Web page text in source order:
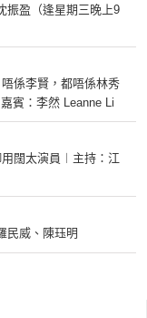
振盈（逢星期三晚上9
唔係李賢，都唔係林秀
賓：李然 Leanne Li
用闊太演員︱主持：江
民威、陳珏明